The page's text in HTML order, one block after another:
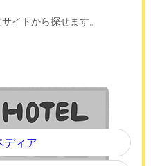
イトから探せます。
ディア